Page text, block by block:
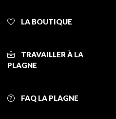
LA BOUTIQUE
TRAVAILLER À LA
PLAGNE
FAQ LA PLAGNE